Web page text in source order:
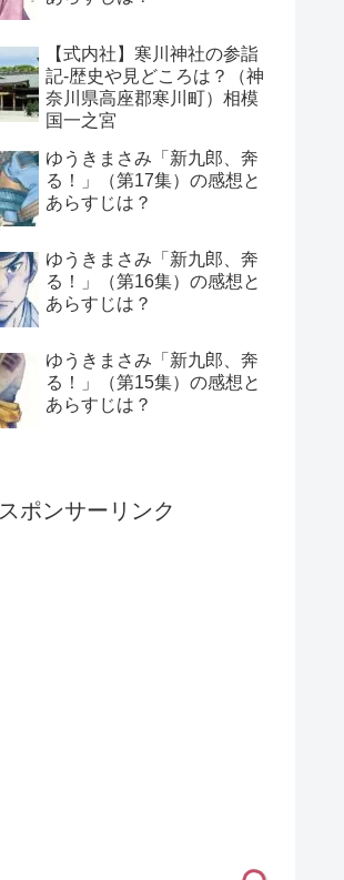
【式内社】寒川神社の参詣
記-歴史や見どころは？（神
奈川県高座郡寒川町）相模
国一之宮
ゆうきまさみ「新九郎、奔
る！」（第17集）の感想と
あらすじは？
ゆうきまさみ「新九郎、奔
る！」（第16集）の感想と
あらすじは？
ゆうきまさみ「新九郎、奔
る！」（第15集）の感想と
あらすじは？
スポンサーリンク